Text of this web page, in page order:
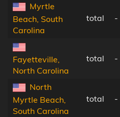
Myrtle
Beach, South
Carolina
total -
Fayetteville,
North Carolina
total -
North
Myrtle Beach,
South Carolina
total -